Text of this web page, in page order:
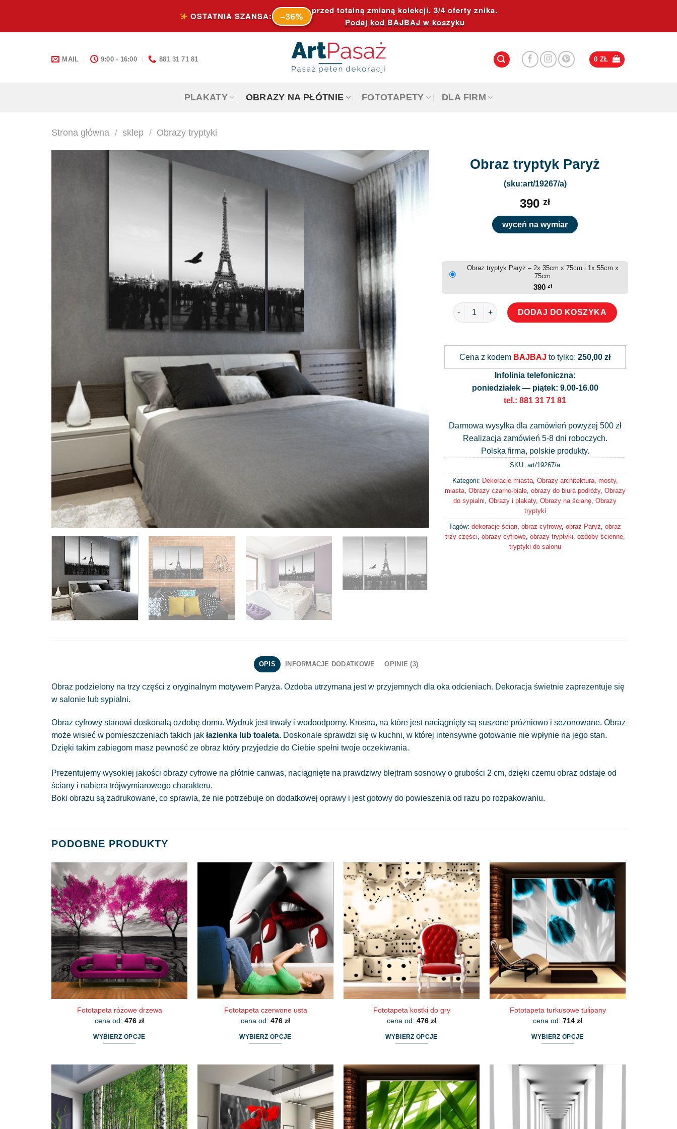
content
OSTATNIA SZANSA: –36%
przed totalną zmianą kolekcji. 3/4 oferty znika.
Podaj kod BAJBAJ w koszyku
MAIL 9:00 - 16:00 881 31 71 81 0 ZŁ
PLAKATY OBRAZY NA PŁÓTNIE FOTOTAPETY DLA FIRM
Strona główna / sklep / Obrazy tryptyki
Obraz tryptyk Paryż
(sku:art/19267/a)
390 zł
wyceń na wymiar
Obraz tryptyk Paryż – 2x 35cm x 75cm i 1x 55cm x
75cm
390 zł
ilość Obraz tryptyk Paryż
DODAJ DO KOSZYKA
Cena z kodem BAJBAJ to tylko: 250,00 zł
Infolinia telefoniczna:
poniedziałek — piątek: 9.00-16.00
tel.: 881 31 71 81
Darmowa wysyłka dla zamówień powyżej 500 zł
Realizacja zamówień 5-8 dni roboczych.
Polska firma, polskie produkty.
SKU: art/19267/a
Kategorii: Dekoracje miasta, Obrazy architektura, mosty,
miasta, Obrazy czarno-białe, obrazy do biura podróży, Obrazy
do sypialni Obrazy i plakaty, Obrazy na ścianę Obrazy
tryptyki
Tagów: dekoracje ścian obraz cyfrowy, obraz Paryż obraz
trzy części obrazy cyfrowe, obrazy tryptyki ozdoby ścienne,
tryptyki do salonu
OPIS INFORMACJE DODATKOWE OPINIE (3)
Obraz podzielony na trzy części z oryginalnym motywem Paryża. Ozdoba utrzymana jest w przyjemnych dla oka odcieniach. Dekoracja świetnie zaprezentuje się
w salonie lub sypialni.
Obraz cyfrowy stanowi doskonałą ozdobę domu. Wydruk jest trwały i wodoodporny. Krosna, na które jest naciągnięty są suszone próżniowo i sezonowane. Obraz
może wisieć w pomieszczeniach takich jak łazienka lub toaleta. Doskonale sprawdzi się w kuchni, w której intensywne gotowanie nie wpłynie na jego stan.
Dzięki takim zabiegom masz pewność ze obraz który przyjedzie do Ciebie spełni twoje oczekiwania.
Prezentujemy wysokiej jakości obrazy cyfrowe na płótnie canwas, naciągnięte na prawdziwy blejtram sosnowy o grubości 2 cm, dzięki czemu obraz odstaje od
ściany i nabiera trójwymiarowego charakteru.
Boki obrazu są zadrukowane, co sprawia, że nie potrzebuje on dodatkowej oprawy i jest gotowy do powieszenia od razu po rozpakowaniu.
PODOBNE PRODUKTY
Fototapeta różowe drzewa
cena od: 476 zł
WYBIERZ OPCJE
ma
wiele
wariantów.
Opcje
można
Fototapeta czerwone usta
cena od: 476 zł
WYBIERZ OPCJE
ma
wiele
wariantów.
Opcje
można
Fototapeta kostki do gry
cena od: 476 zł
WYBIERZ OPCJE
ma
wiele
wariantów.
Opcje
można
Fototapeta turkusowe tulipany
cena od: 714 zł
WYBIERZ OPCJE
wiele
wariantów.
Opcje
można